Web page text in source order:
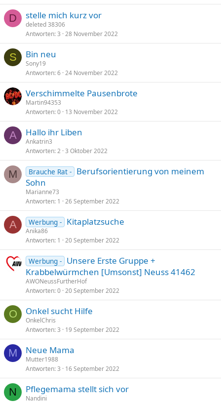
D stelle mich kurz vor
deleted 38306
Antworten 3 28 November 2022
S Bin neu
Sony19
Antworten 6 24 November 2022
Verschimmelte Pausenbrote
Martin94353
Antworten 0 13 November 2022
A Hallo ihr Liben
Ankatrin3
Antworten 2 3 Oktober 2022
M Brauche Rat - Berufsorientierung von meinem
Sohn
Marianne73
Antworten 1 26 September 2022
A Werbung - Kitaplatzsuche
Anika86
Antworten 1 20 September 2022
Werbung - Unsere Erste Gruppe +
Krabbelwürmchen [Umsonst] Neuss 41462
AWONeussFurtherHof
Antworten 0 20 September 2022
O Onkel sucht Hilfe
OnkelChris
Antworten 3 19 September 2022
M Neue Mama
Mutter1988
Antworten 3 16 September 2022
N Pflegemama stellt sich vor
Nandini